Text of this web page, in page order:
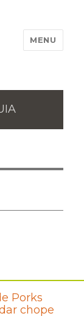
MENU
Porks
chope